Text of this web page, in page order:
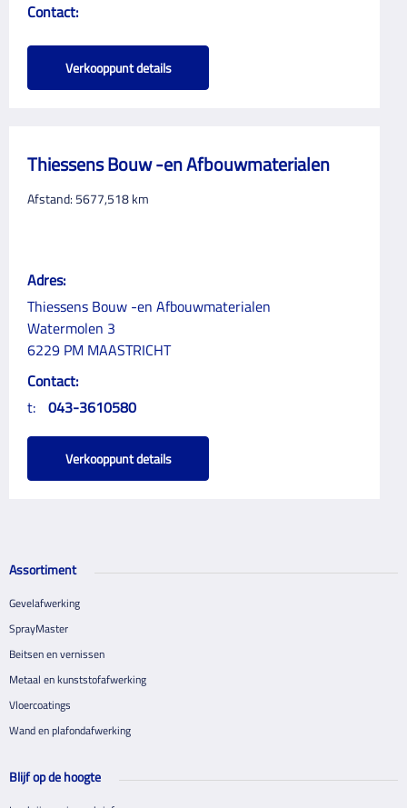
Contact:
Verkooppunt details
Thiessens Bouw -en Afbouwmaterialen
Afstand: 5677,518km
Adres:
Thiessens Bouw -en Afbouwmaterialen
Watermolen 3
6229 PM MAASTRICHT
Contact:
t: 043-3610580
Verkooppunt details
Assortiment
Gevelafwerking
SprayMaster
Beitsen en vernissen
Metaal en kunststofafwerking
Vloercoatings
Wand en plafondafwerking
Blijf op de hoogte